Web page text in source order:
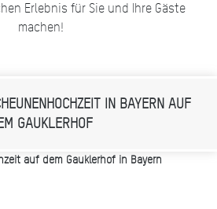
Erlebnis für Sie und Ihre Gäste
machen!
IN BAYERN AUF
GAUKLERHOF